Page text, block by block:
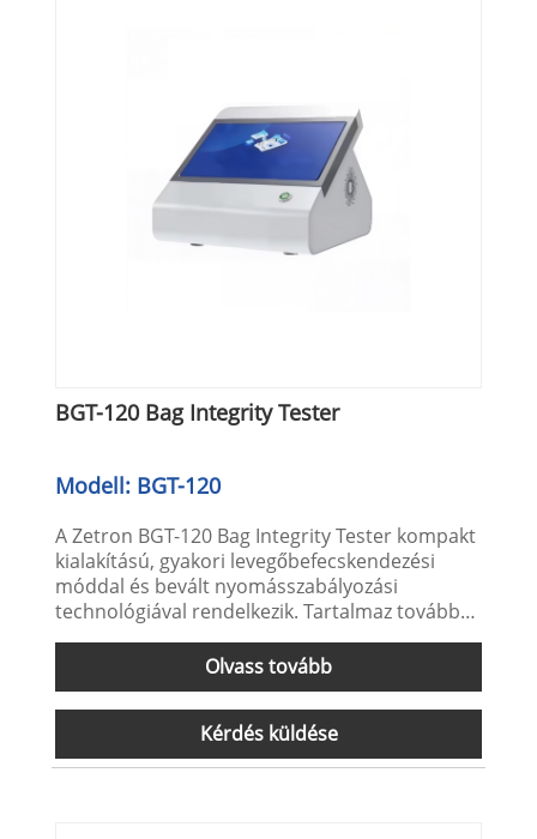
BGT-120 Bag Integrity Tester
Modell: BGT-120
A Zetron BGT-120 Bag Integrity Tester kompakt
kialakítású, gyakori levegőbefecskendezési
móddal és bevált nyomásszabályozási
technológiával rendelkezik. Tartalmaz továbbá
hozzáférés-vezérlési és elektronikus aláírási
lehetőségeket, valamint egy beépített
nyomtatót, amely lehetővé teszi a vizsgálati
előzmények nyomtatását, tárolását és
lekérését. Felhasználóbarát színes
érintőképernyőjének köszönhetően a készülék
Olvass tovább
Kérdés küldése